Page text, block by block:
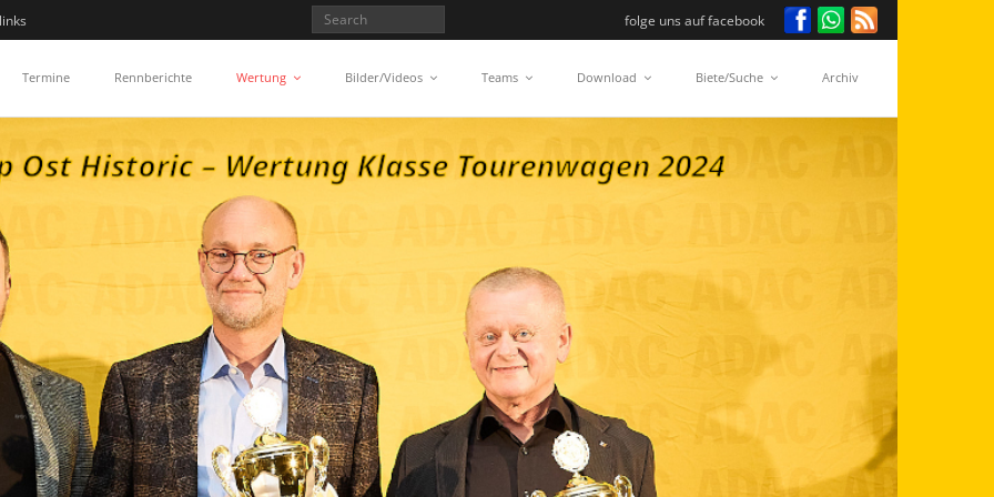
links folge uns auf facebook
Termine Rennberichte Wertung Bilder/Videos Teams Download Biete/Suche Archiv